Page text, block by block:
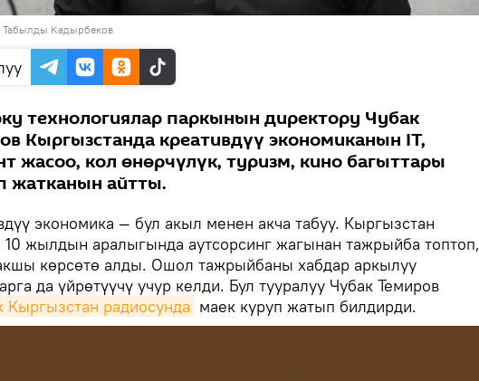
Табылды Кадырбеков
технологиялар паркынын директору Чубак
Кыргызстанда креативдүү экономиканын IT,
жасоо, кол өнөрчүлүк, туризм, кино багыттары
жатканын айтты.
экономика — бул акыл менен акча табуу. Кыргызстан
жылдын аралыгында аутсорсинг жагынан тажрыйба топтоп,
көрсөтө алды. Ошол тажрыйбаны хабдар аркылуу
да үйрөтүүчү учур келди. Бул тууралуу Чубак Темиров
Кыргызстан радиосунда маек куруп жатып билдирди.